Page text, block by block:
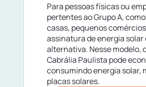
Para pessoas físicas ou
pertentes ao Grupo A,
casas, pequenos
assinatura de energia
alternativa. Nesse modelo,
Cabrália Paulista pode
consumindo energia solar,
placas solares.